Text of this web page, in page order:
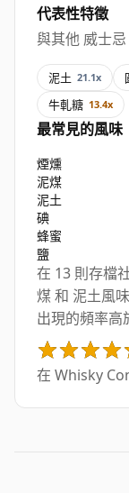
代表性特徵
與其他 威士
泥土 21.1x
牛軋糖 13.4x
最常見的風味
煙燻
泥煤
泥土
碘
蜂蜜
鹽
在 13 則存檔
煤 和 泥土風
出現的頻率高
在 Whisky